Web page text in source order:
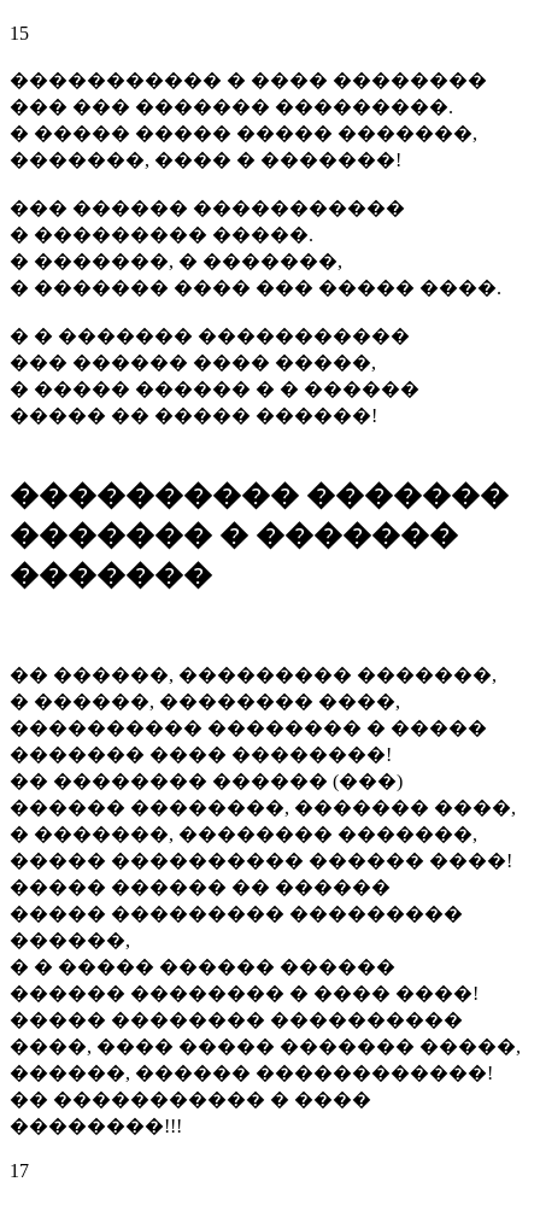
15
����������� � ���� ��������
��� ��� ������� ���������.
� ����� ����� ����� �������,
�������, ���� � �������!
��� ������ �����������
� ��������� �����.
� �������, � �������,
� ������� ���� ��� ����� ����.
� � ������� �����������
��� ������ ���� �����,
� ����� ������ � � ������
����� �� ����� ������!
���������� �������
������� � �������
�������
�� ������, ��������� �������,
� ������, �������� ����,
���������� �������� � �����
������� ���� ��������!
�� �������� ������ (���)
������ ��������, ������� ����,
� �������, �������� �������,
����� ���������� ������ ����!
����� ������ �� ������
����� ��������� ���������
������,
� � ����� ������ ������
������ �������� � ���� ����!
����� �������� ����������
����, ���� ����� ������� �����,
������, ������ ������������!
�� ����������� � ����
��������!!!
17